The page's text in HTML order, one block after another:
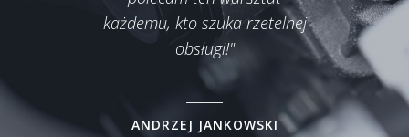
każdemu, kto szuka rzetelnej
obsługi!"
ANDRZEJ JANKOWSKI